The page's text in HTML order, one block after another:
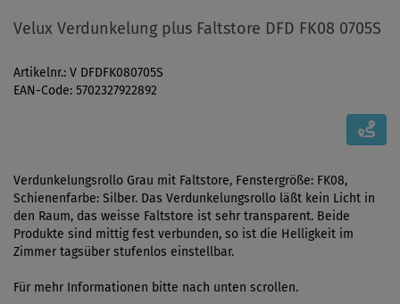
Velux Verdunkelung plus Faltstore DFD FK08 0705S
Artikelnr.: V DFDFK080705S
EAN-Code: 5702327922892
Verdunkelungsrollo Grau mit Faltstore, Fenstergröße: FK08,
Schienenfarbe: Silber. Das Verdunkelungsrollo läßt kein Licht in
den Raum, das weisse Faltstore ist sehr transparent. Beide
Produkte sind mittig fest verbunden, so ist die Helligkeit im
Zimmer tagsüber stufenlos einstellbar.
Für mehr Informationen bitte nach unten scrollen.